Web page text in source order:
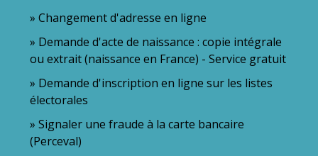
Changement d'adresse en ligne
Demande d'acte de naissance : copie intégrale
ou extrait (naissance en France) - Service gratuit
Demande d'inscription en ligne sur les listes
électorales
Signaler une fraude à la carte bancaire
(Perceval)